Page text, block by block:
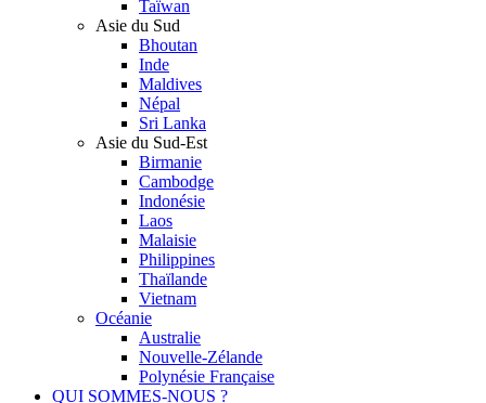
Taïwan
Asie du Sud
Bhoutan
Inde
Maldives
Népal
Sri Lanka
Asie du Sud-Est
Birmanie
Cambodge
Indonésie
Laos
Malaisie
Philippines
Thaïlande
Vietnam
Océanie
Australie
Nouvelle-Zélande
Polynésie Française
QUI SOMMES-NOUS ?